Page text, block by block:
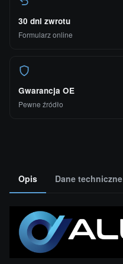
30 dni zwrotu
Formularz online
Gwarancja OE
Pewne źródło
Opis Dane techniczne